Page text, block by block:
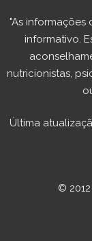
"As
informativo.
nutricionistas,
Última
©